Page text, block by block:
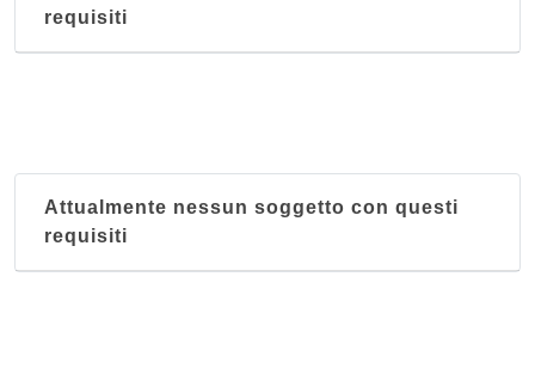
requisiti
Attualmente nessun soggetto con questi
requisiti